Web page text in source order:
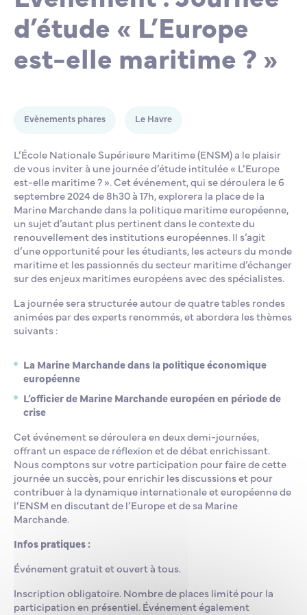
Lycée Professionnel Maritime de Bastia
Nos engagements
L’ENSM recrute
Contacts de la Recherche à l’ENSM
L'international
Évènements internationaux
Nos partenaires
La scolarité et la vie étudiante
Bourses d’études
Faire un don
d’étude « L’Europe
est-elle maritime ? »
Evènements phares Le Havre
L’École Nationale Supérieure Maritime (ENSM) a le plaisir
de vous inviter à une journée d’étude intitulée « L’Europe
est-elle maritime ? ». Cet événement, qui se déroulera le 6
septembre 2024 de 8h30 à 17h, explorera la place de la
Marine Marchande dans la politique maritime européenne,
un sujet d’autant plus pertinent dans le contexte du
renouvellement des institutions européennes. Il s’agit
d’une opportunité pour les étudiants, les acteurs du monde
maritime et les passionnés du secteur maritime d’échanger
sur des enjeux maritimes européens avec des spécialistes.
La journée sera structurée autour de quatre tables rondes
animées par des experts renommés, et abordera les thèmes
suivants :
La Marine Marchande dans la politique économique
européenne
L’officier de Marine Marchande européen en période de
crise
Cet événement se déroulera en deux demi-journées,
offrant un espace de réflexion et de débat enrichissant.
Nous comptons sur votre participation pour faire de cette
journée un succès, pour enrichir les discussions et pour
contribuer à la dynamique internationale et européenne de
l’ENSM en discutant de l’Europe et de sa Marine
Marchande.
Infos pratiques :
Événement gratuit et ouvert à tous.
Inscription obligatoire. Nombre de places limité pour la
participation en présentiel. Événement également